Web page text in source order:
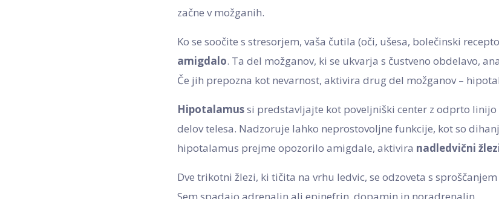
začne v možganih.
Ko se soočite s stresorjem, vaša čutila (oči, ušesa, bolečinski
amigdalo. Ta del možganov, ki se ukvarja s čustveno obdelavo,
Če jih prepozna kot nevarnost, aktivira drug del možganov –
Hipotalamussi predstavljajte kot poveljniški center z odprto
delov telesa. Nadzoruje lahko neprostovoljne funkcije, kot so
hipotalamus prejme opozorilo amigdale, aktivira nadledvični
Dve trikotni žlezi, ki tičita na vrhu ledvic, se odzoveta s